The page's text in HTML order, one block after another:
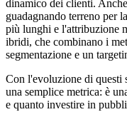
dinamico dei clienti.
guadagnando terreno per
più lunghi e l'attribuzione
ibridi, che combinano i
segmentazione e un
Con l'evoluzione di questi
una semplice metrica: è
e quanto investire in